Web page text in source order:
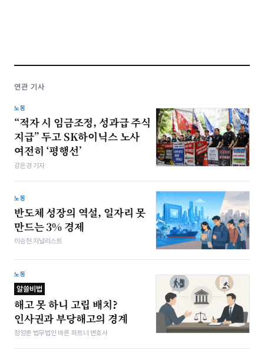
연관 기사
노동
“적자 시 임금조정, 성과급 주식
지급” 두고 SK하이닉스 노사
여전히 ‘평행선’
강은경 기자
노동
반도체 성장의 역설, 일자리 못
만드는 3% 경제
이승현 저널리스트
노동
알쓸비법
해고 못 하니 고립 배치?
인사권과 부당해고의 경계
정양훈 법무법인 바른 파트너 변호사